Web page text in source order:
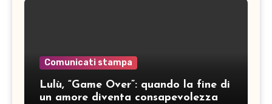
Comunicati stampa
Lulù, “Game Over”: quando la fine di
un amore diventa consapevolezza